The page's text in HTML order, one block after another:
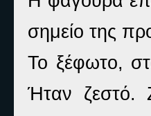
σημείο της
Το ξέφωτο,
Ήταν ζεστό.